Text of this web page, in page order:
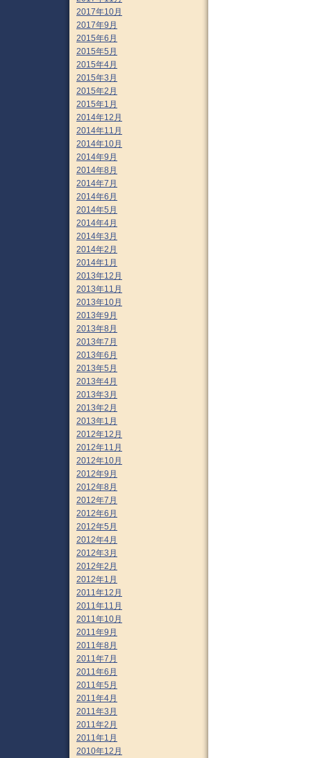
2017年10月
2017年9月
2015年6月
2015年5月
2015年4月
2015年3月
2015年2月
2015年1月
2014年12月
2014年11月
2014年10月
2014年9月
2014年8月
2014年7月
2014年6月
2014年5月
2014年4月
2014年3月
2014年2月
2014年1月
2013年12月
2013年11月
2013年10月
2013年9月
2013年8月
2013年7月
2013年6月
2013年5月
2013年4月
2013年3月
2013年2月
2013年1月
2012年12月
2012年11月
2012年10月
2012年9月
2012年8月
2012年7月
2012年6月
2012年5月
2012年4月
2012年3月
2012年2月
2012年1月
2011年12月
2011年11月
2011年10月
2011年9月
2011年8月
2011年7月
2011年6月
2011年5月
2011年4月
2011年3月
2011年2月
2011年1月
2010年12月